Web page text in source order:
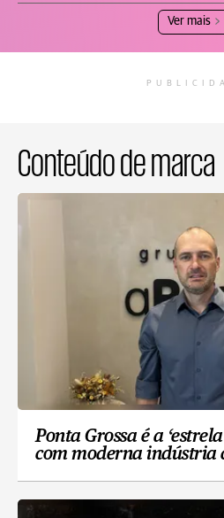
Ver mais
Conteúdo de marca
Ponta Grossa é a
com moderna indústria